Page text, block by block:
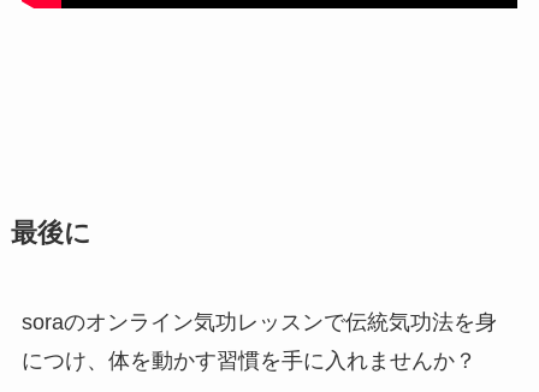
最後に
soraのオンライン気功レッスンで伝統気功法を身
につけ、体を動かす習慣を手に入れませんか？